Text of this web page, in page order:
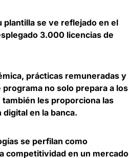
plantilla se ve reflejado en el
3.000 licencias de
prácticas remuneradas y
no solo prepara a los
les proporciona las
en la banca.
se perfilan como
competitividad en un mercado